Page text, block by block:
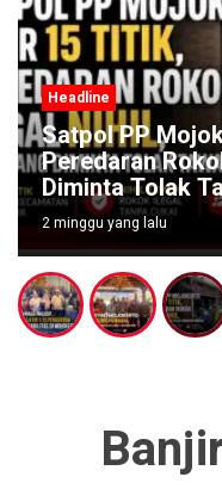
Headline
Satpol PP
Peredaran
Diminta Tolak
2 minggu yang lalu